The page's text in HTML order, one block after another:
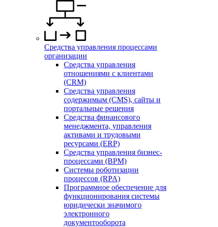
Средства управления процессами
организации
Средства управления
отношениями с клиентами
(CRM)
Средства управления
содержимым (CMS), сайты и
портальные решения
Средства финансового
менеджмента, управления
активами и трудовыми
ресурсами (ERP)
Средства управления бизнес-
процессами (BPM)
Системы роботизации
процессов (RPA)
Программное обеспечение для
функционирования системы
юридически значимого
электронного
документооборота